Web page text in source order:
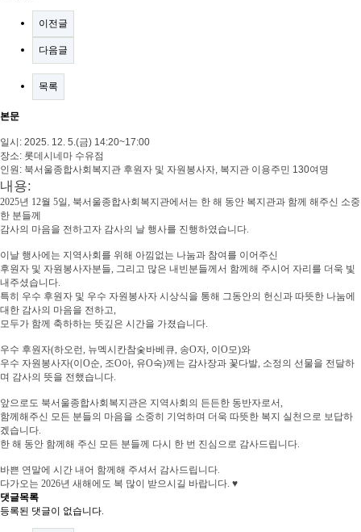
이전글
다음글
목록
본문
일시 : 2025. 12. 5.(금) 14:20~17:00
장소: 롯데시네마 수유점
인원 : 북서울종합사회복지관 후원자 및 자원봉사자, 복지관 이용주민 130여명
내용:
2025년 12월 5일, 북서울종합사회복지관에서는 한 해 동안 복지관과 함께 해주신 소중
한 분들께
감사의 마음을 전하고자 감사의 날 행사를 진행하였습니다.
이날 행사에는 지역사회를 위해 아낌없는 나눔과 참여를 이어주신
후원자 및 자원봉사자분들, 그리고 많은 내빈분들께서 함께해 주시어 자리를 더욱 빛
내주셨습니다.
특히 우수 후원자 및 우수 자원봉사자 시상식을 통해 그동안의 헌신과 따뜻한 나눔에
대한 감사의 마음을 전하고,
모두가 함께 축하하는 뜻깊은 시간을 가졌습니다.
우수 후원자(하오런, 뉴멕시칸참숯바베큐, 송O자, 이O모)와
우수 자원봉사자(이O순, 조O아, 유O숙)께는 감사장과 꽃다발, 소정의 선물을 전달하
며 감사의 뜻을 전했습니다.
앞으로도 북서울종합사회복지관은 지역사회의 든든한 동반자로서,
함께해주신 모든 분들의 마음을 소중히 기억하며 더욱 따뜻한 복지 실천으로 보답하
겠습니다.
한 해 동안 함께해 주신 모든 분들께 다시 한 번 진심으로 감사드립니다.
바쁜 연말에 시간 내어 함께해 주셔서 감사드립니다.
다가오는 2026년 새해에도 복 많이 받으시길 바랍니다. ♥
댓글목록
등록된 댓글이 없습니다.